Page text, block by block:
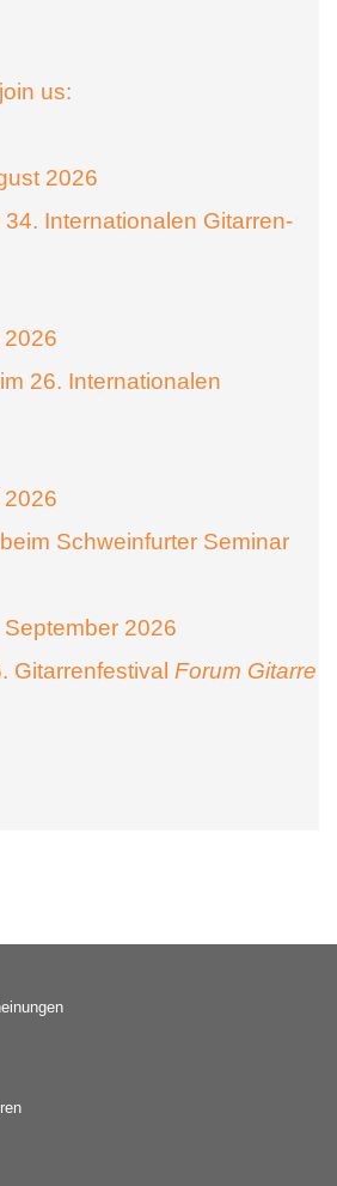
us:
2026
Internationalen Gitarren-
2026
26. Internationalen
2026
Schweinfurter Seminar
2026
Gitarrenfestival Forum Gitarre